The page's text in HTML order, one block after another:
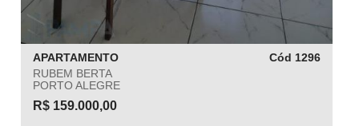
APARTAMENTO
Cód 1296
RUBEM BERTA
PORTO ALEGRE
R$ 159.000,00